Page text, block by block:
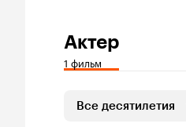
Актер
1 фильм
Все десятилетия